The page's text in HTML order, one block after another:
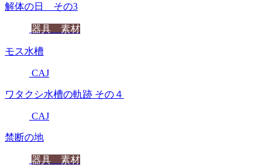
解体の日 その3
器具 素材
モス水槽
CAJ
ワタクシ水槽の軌跡 その４
CAJ
禁断の地
器具 素材